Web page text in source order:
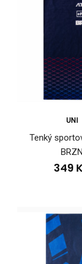
UNI
Tenký
BRZN
349